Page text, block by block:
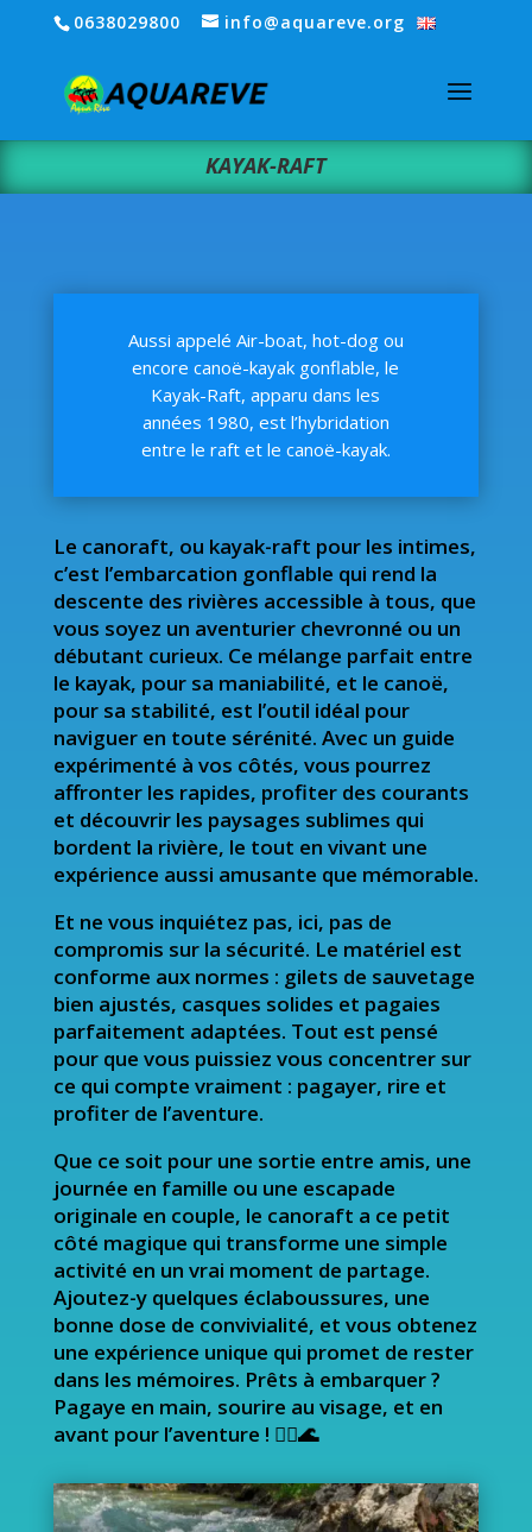
0638029800 info@aquareve.org
KAYAK-RAFT
Aussi appelé Air-boat, hot-dog ou
encore canoë-kayak gonflable, le
Kayak-Raft, apparu dans les
années 1980, est l’hybridation
entre le raft et le canoë-kayak.
Le canoraft, ou kayak-raft pour les intimes,
c’est l’embarcation gonflable qui rend la
descente des rivières accessible à tous, que
vous soyez un aventurier chevronné ou un
débutant curieux. Ce mélange parfait entre
le kayak, pour sa maniabilité, et le canoë,
pour sa stabilité, est l’outil idéal pour
naviguer en toute sérénité. Avec un guide
expérimenté à vos côtés, vous pourrez
affronter les rapides, profiter des courants
et découvrir les paysages sublimes qui
bordent la rivière, le tout en vivant une
expérience aussi amusante que mémorable.
Et ne vous inquiétez pas, ici, pas de
compromis sur la sécurité. Le matériel est
conforme aux normes : gilets de sauvetage
bien ajustés, casques solides et pagaies
parfaitement adaptées. Tout est pensé
pour que vous puissiez vous concentrer sur
ce qui compte vraiment : pagayer, rire et
profiter de l’aventure.
Que ce soit pour une sortie entre amis, une
journée en famille ou une escapade
originale en couple, le canoraft a ce petit
côté magique qui transforme une simple
activité en un vrai moment de partage.
Ajoutez-y quelques éclaboussures, une
bonne dose de convivialité, et vous obtenez
une expérience unique qui promet de rester
dans les mémoires. Prêts à embarquer ?
Pagaye en main, sourire au visage, et en
avant pour l’aventure ! 🚣‍♀️🌊